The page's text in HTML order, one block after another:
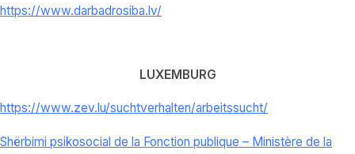
https://www.darbadrosiba.lv/
LUXEMBURG
https://www.zev.lu/suchtverhalten/arbeitssucht/
Shërbimi psikosocial de la Fonction publique – Ministère de la